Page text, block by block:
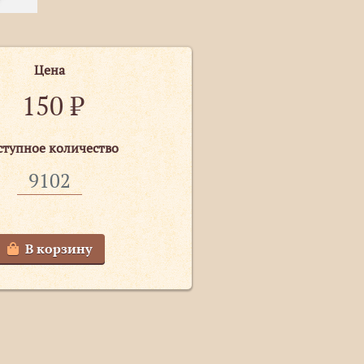
Цена
150₽
количество
В корзину